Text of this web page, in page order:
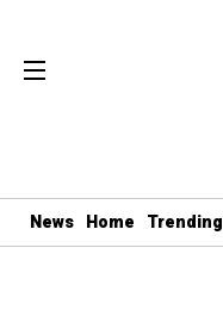
News Home Trending